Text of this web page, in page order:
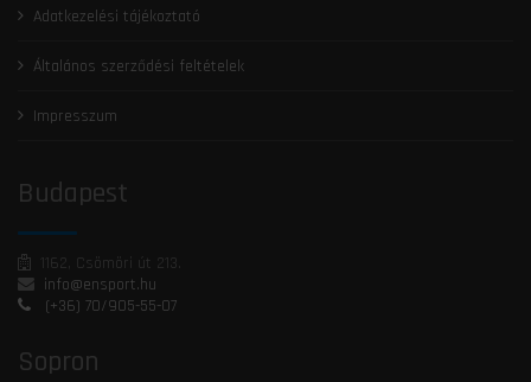
Adatkezelési tájékoztató
Általános szerződési feltételek
Impresszum
Budapest
1162, Csömöri út 213.
info@ensport.hu
(+36) 70/905-55-07
Sopron